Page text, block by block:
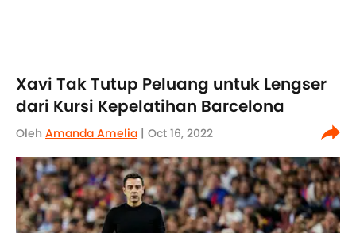
Xavi Tak Tutup Peluang untuk Lengser
dari Kursi Kepelatihan Barcelona
Oleh Amanda Amelia | Oct 16, 2022